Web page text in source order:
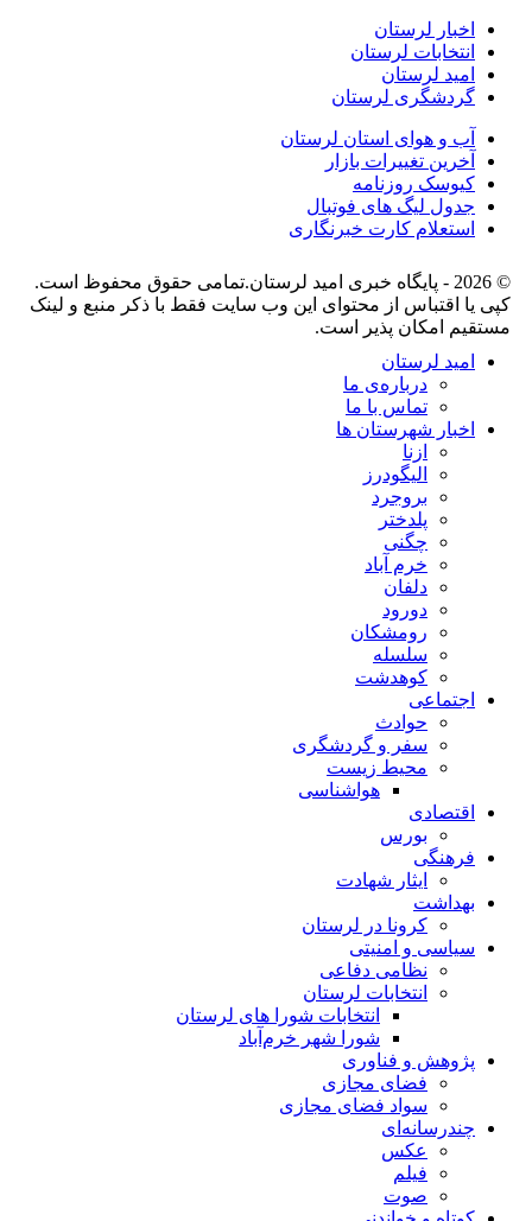
اخبار لرستان
انتخابات لرستان
امید لرستان
گردشگری لرستان
آب و هوای استان لرستان
آخرین تغییرات بازار
کیوسک روزنامه
جدول لیگ های فوتبال
استعلام کارت خبرنگاری
© 2026 - پایگاه خبری اميد لرستان.تمامی حقوق محفوظ است.
کپی یا اقتباس از محتوای این وب سایت فقط با ذکر منبع و لینک
مستقیم امکان پذیر است.
امید لرستان
درباره‌ی ما
تماس با ما
اخبار شهرستان ها
ازنا
الیگودرز
بروجرد
پلدختر
چگنی
خرم آباد
دلفان
دورود
رومشکان
سلسله
کوهدشت
اجتماعی
حوادث
سفر و گردشگری
محیط زیست
هواشناسی
اقتصادی
بورس
فرهنگی
ایثار شهادت
بهداشت
کرونا در لرستان
سیاسی و امنیتی
نظامی دفاعی
انتخابات لرستان
انتخابات شورا های لرستان
شورا شهر خرم‌آباد
پژوهش و فناوری
فضای مجازی
سواد فضای مجازی
چندرسانه‌ای
عكس
فیلم
صوت